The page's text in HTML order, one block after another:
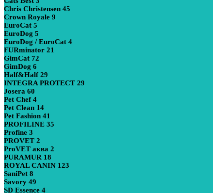
Chris Christensen 45
Crown Royale 9
EuroCat 5
EuroDog 5
EuroDog / EuroCat 4
FURminator 21
GimCat 72
GimDog 6
Half&Half 29
INTEGRA PROTECT 29
Josera 60
Pet Chef 4
Pet Clean 14
Pet Fashion 41
PROFILINE 35
Profine 3
PROVET 2
ProVET аква 2
PURAMUR 18
ROYAL CANIN 123
SaniPet 8
Savory 49
SD Essence 4